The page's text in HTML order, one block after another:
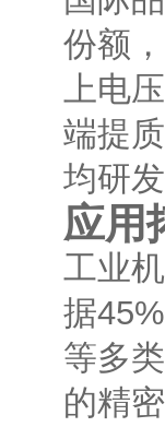
份额
上电
端提
均研
应用
工业
据
等多
的精